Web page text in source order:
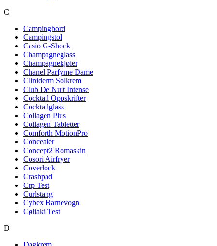
C
Campingbord
Campingstol
Casio G-Shock
Champagneglass
Champagnekjøler
Chanel Parfyme Dame
Cliniderm Solkrem
Club De Nuit Intense
Cocktail Oppskrifter
Cocktailglass
Collagen Plus
Collagen Tabletter
Comforth MotionPro
Concealer
Concept2 Romaskin
Cosori Airfryer
Coverlock
Crashpad
Crp Test
Curlstang
Cybex Barnevogn
Cøliaki Test
D
Dagkrem